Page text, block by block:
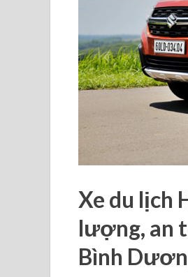
Xe du lịch
lượng, an
Bình